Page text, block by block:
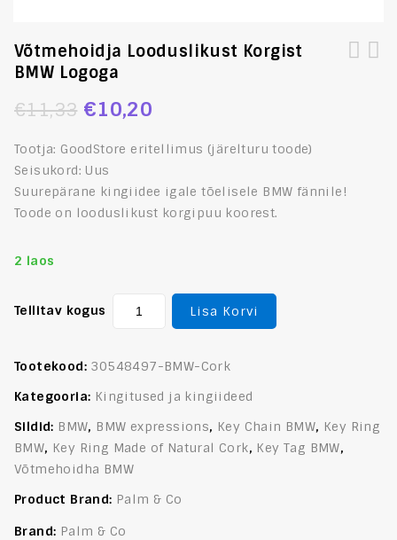
Võtmehoidja Looduslikust Korgist
BMW Logoga
€11,33 €10,20
Tootja: GoodStore eritellimus (järelturu toode)
Seisukord: Uus
Suurepärane kingiidee igale tõelisele BMW fännile!
Toode on looduslikust korgipuu koorest.
2 laos
Tellitav kogus Lisa Korvi
Tootekood: 30548497-BMW-Cork
Kategooria: Kingitused ja kingiideed
Sildid: BMW, BMW expressions, Key Chain BMW, Key Ring
BMW, Key Ring Made of Natural Cork, Key Tag BMW,
Võtmehoidha BMW
Product Brand: Palm & Co
Brand: Palm & Co